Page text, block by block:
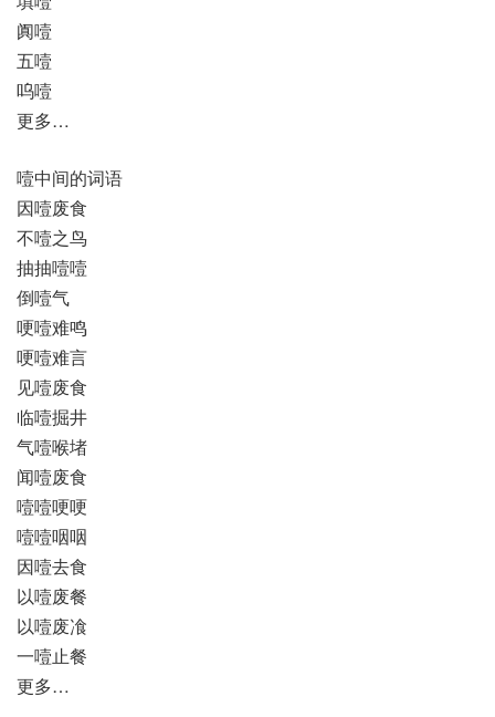
阗噎
五噎
呜噎
更多…
噎中间的词语
因噎废食
不噎之鸟
抽抽噎噎
倒噎气
哽噎难鸣
哽噎难言
见噎废食
临噎掘井
气噎喉堵
闻噎废食
噎噎哽哽
噎噎咽咽
因噎去食
以噎废餐
以噎废飡
一噎止餐
更多…